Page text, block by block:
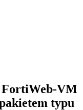
FortiWeb-VM
typu